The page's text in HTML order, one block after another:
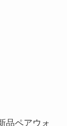
品ペアウォ